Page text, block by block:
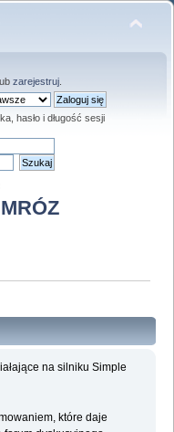
zarejestruj.
hasło i długość sesji
na silniku Simple
które daje